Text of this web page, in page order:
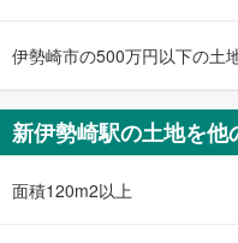
保
す
る
伊勢崎市の500万円以下の土
新伊勢崎駅の土地を
面積120m2以上